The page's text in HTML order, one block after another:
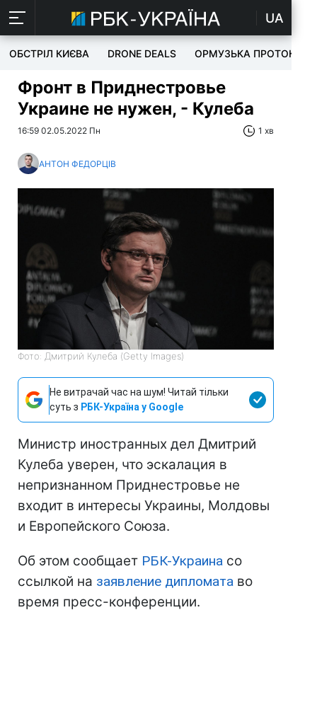
UA
ОБСТРІЛ КИЄВА DRONE DEALS ОРМУЗЬКА ПРОТОКА
Фронт в Приднестровье
Украине не нужен, - Кулеба
16:59 02.05.2022 Пн 1 хв
АНТОН ФЕДОРЦІВ
Фото: Дмитрий Кулеба (Getty Images)
Не витрачай час на шум! Читай тільки
суть з РБК-Україна у Google
Министр иностранных дел Дмитрий
Кулеба уверен, что эскалация в
непризнанном Приднестровье не
входит в интересы Украины, Молдовы
и Европейского Союза.
Об этом сообщает РБК-Украина со
ссылкой на заявление дипломата во
время пресс-конференции.